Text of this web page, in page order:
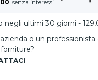
negli ultimi 30 giorni -
o un professionista